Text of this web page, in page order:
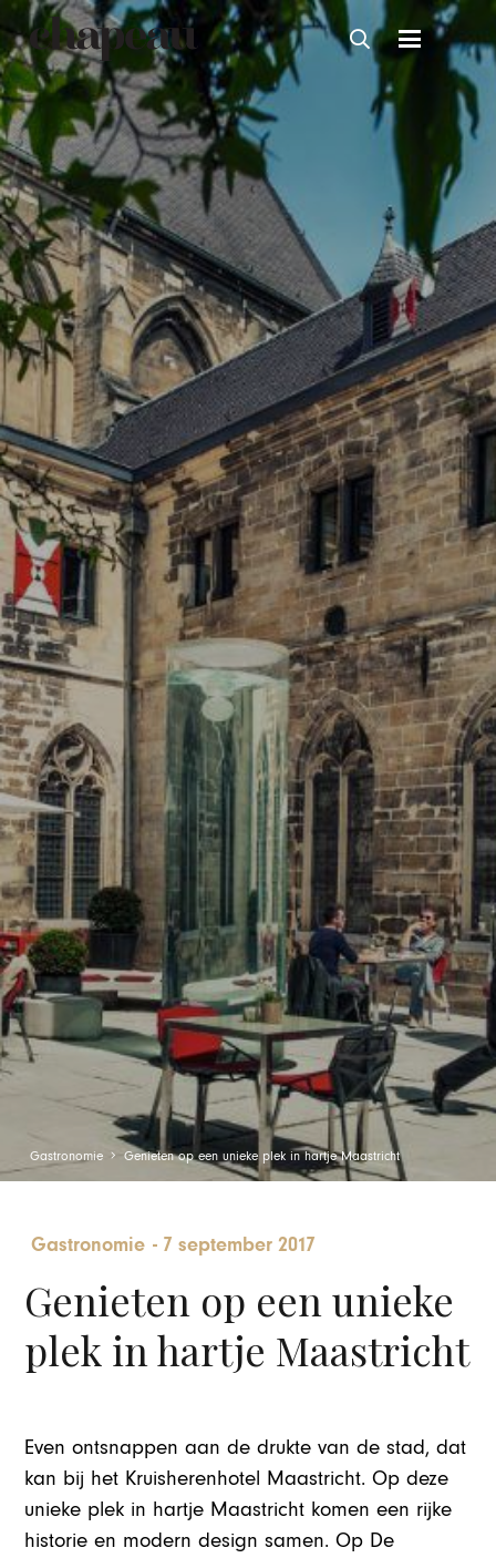
Gastronomie Genieten op een unieke plek in hartje Maastricht
Gastronomie - 7 september 2017
Genieten op een unieke
plek in hartje Maastricht
Even ontsnappen aan de drukte van de stad, dat
kan bij het Kruisherenhotel Maastricht. Op deze
unieke plek in hartje Maastricht komen een rijke
historie en modern design samen. Op De